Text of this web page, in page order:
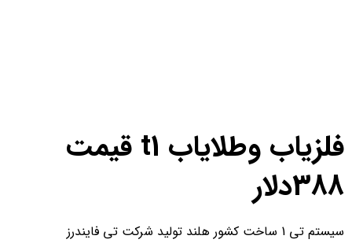
فلزیاب وطلایاب t1 قیمت
1 ساخت کشور هلند تولید شرکت تی فایندرز